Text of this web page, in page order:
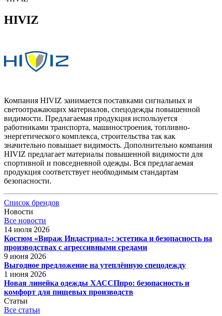
HIVIZ
Компания HIVIZ занимается поставками сигнальных и
светоотражающих материалов, спецодежды повышенной
видимости. Предлагаемая продукция используется
работниками транспорта, машиностроения, топливно-
энергетического комплекса, строительства так как
значительно повышает видимость. Дополнительно компания
HIVIZ предлагает материалы повышенной видимости для
спортивной и повседневной одежды. Вся предлагаемая
продукция соответствует необходимым стандартам
безопасности.
Список брендов
Новости
Все новости
14 июля 2026
Костюм «Вираж Индастриал»: эстетика и безопасность на
производствах с агрессивными средами
9 июня 2026
Выгодное предложение на утеплённую спецодежду
1 июня 2026
Новая линейка одежды ХАССПпро: безопасность и
комфорт для пищевых производств
Статьи
Все статьи